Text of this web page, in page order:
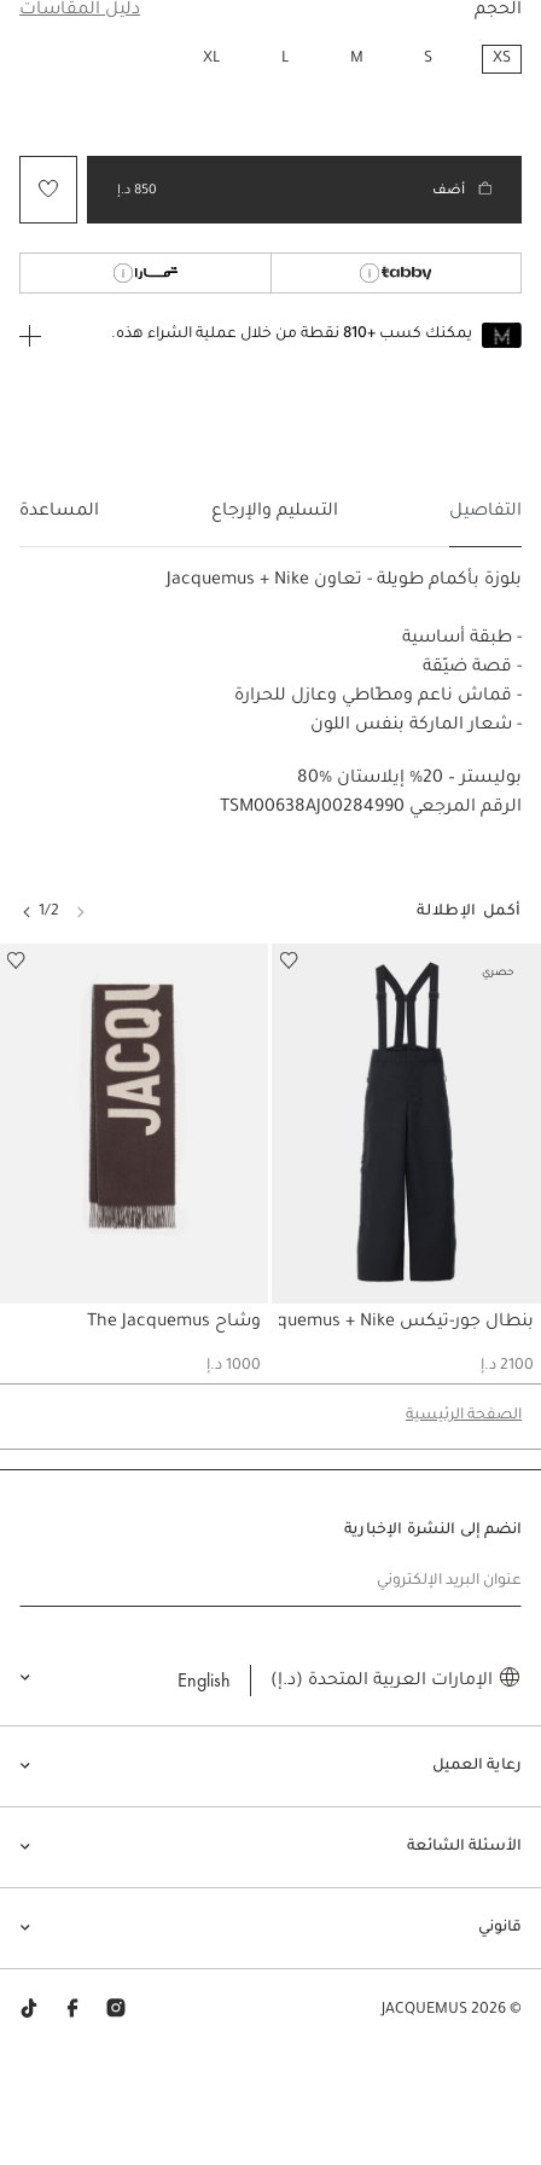
الحجم دليل المقاسات
XS
S
M
L
XL
أضف 850 د.إ
يمكنك كسب +810
نقطة من خلال عملية الشراء هذه.
التفاصيل التسليم والإرجاع المساعدة
بلوزة بأكمام طويلة - تعاون Jacquemus + Nike
- طبقة أساسية
- قصة ضيّقة
- قماش ناعم ومطّاطي وعازل للحرارة
- شعار الماركة بنفس اللون
80% بوليستر – 20% إيلاستان
TSM00638AJ00284990 الرقم المرجعي
أكمل الإطلالة
حصري
بنطال جور-تيكس Jacquemus + Nike
حسابي
2100 د.إ
وشاح The Jacquemus
حسابي
1000 د.إ
1/2
الصفحة الرئيسية
رعاية العميل
الأسئلة الشائعة
قانوني
انضم إلى النشرة الإخبارية
عنوان البريد الإلكتروني
الإمارات العربية المتحدة (د.إ) English
© JACQUEMUS 2026